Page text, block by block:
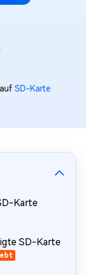
SD-Karte
Karte
SD-Karte